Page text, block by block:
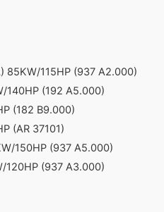
85KW/115HP (937 A2.000)
140HP (192 A5.000)
(182 B9.000)
(AR 37101)
150HP (937 A5.000)
120HP (937 A3.000)